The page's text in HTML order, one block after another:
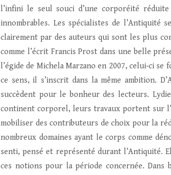
l’infini le seul souci d’une corporéité
innombrables. Les spécialistes de l’Antiquité
clairement par des auteurs qui sont les plus
comme l’écrit Francis Prost dans une belle
l’égide de Michela Marzano en 2007, celui‑ci
ce sens, il s’inscrit dans la même ambition.
succèdent pour le bonheur des lecteurs.
continent corporel, leurs travaux portent sur
mobiliser des contributeurs de choix pour la
nombreux domaines ayant le corps comme
senti, pensé et représenté durant l’Antiquité.
ces notions pour la période concernée. Dans